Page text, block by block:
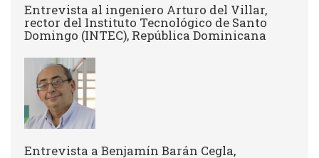
Entrevista al ingeniero Arturo del Villar,
rector del Instituto Tecnológico de Santo
Domingo (INTEC), República Dominicana
Entrevista a Benjamín Barán Cegla,